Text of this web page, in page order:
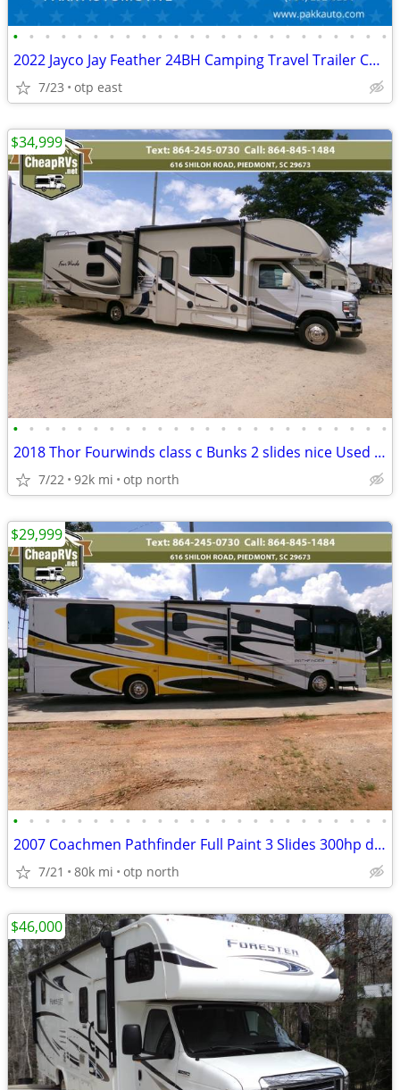
• • • • • • • • • • • • • • • • • • • • • • • •
2022 Jayco Jay Feather 24BH Camping Travel Trailer Camper CLEAN
7/23 otp east
• • • • • • • • • • • • • • • • • • • • • • • •
2018 Thor Fourwinds class c Bunks 2 slides nice Used RV motorhome L@K
7/22 92k mi otp north
$34,999
• • • • • • • • • • • • • • • • • • • • • • • •
2007 Coachmen Pathfinder Full Paint 3 Slides 300hp diesel motorhome RV
7/21 80k mi otp north
$29,999
$46,000